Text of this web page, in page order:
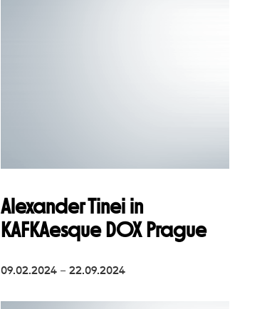
Alexander Tinei in
KAFKAesque DOX Prague
09.02.2024 – 22.09.2024